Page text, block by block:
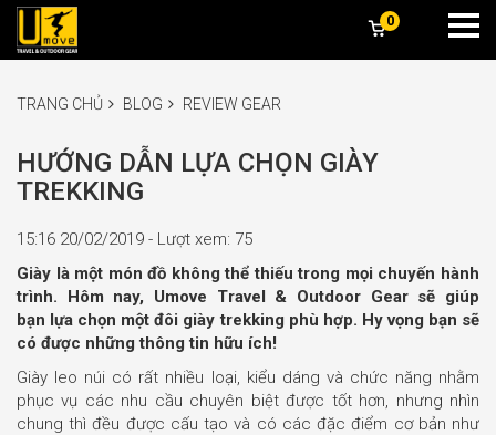
0
TRANG CHỦ BLOG REVIEW GEAR
HƯỚNG DẪN LỰA CHỌN GIÀY
TREKKING
15:16 20/02/2019 - Lượt xem: 75
Giày là một món đồ không thể thiếu trong mọi chuyến hành
trình. Hôm nay, Umove Travel & Outdoor Gear sẽ giúp
bạn lựa chọn một đôi giày trekking phù hợp. Hy vọng bạn sẽ
có được những thông tin hữu ích!
Giày leo núi có rất nhiều loại, kiểu dáng và chức năng nhằm
phục vụ các nhu cầu chuyên biệt được tốt hơn, nhưng nhìn
chung thì đều được cấu tạo và có các đặc điểm cơ bản như